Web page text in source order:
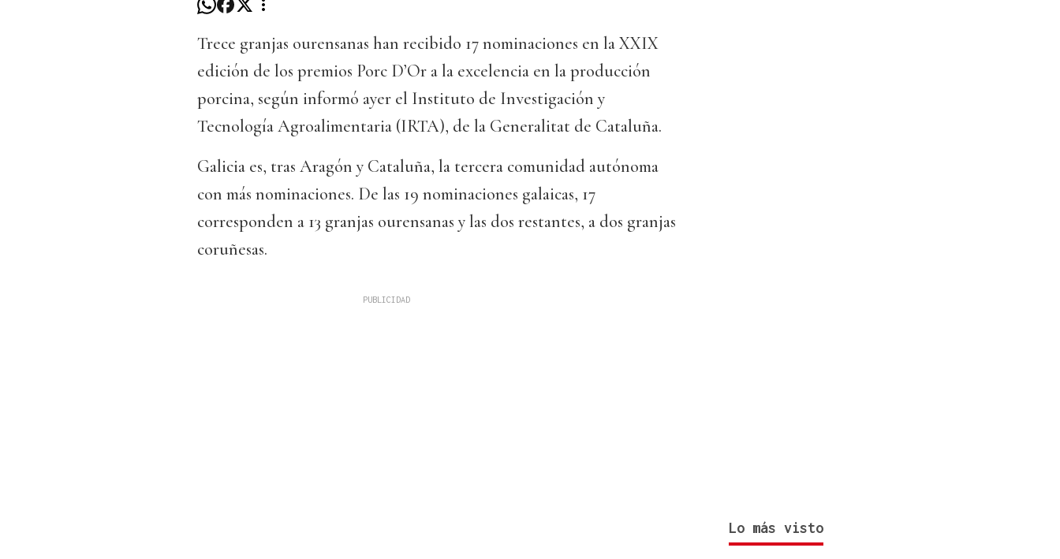
Trece granjas ourensanas han recibido 17 nominaciones en la XXIX
edición de los premios Porc D’Or a la excelencia en la producción
porcina, según informó ayer el Instituto de Investigación y
Tecnología Agroalimentaria (IRTA), de la Generalitat de Cataluña.
Galicia es, tras Aragón y Cataluña, la tercera comunidad autónoma
con más nominaciones. De las 19 nominaciones galaicas, 17
corresponden a 13 granjas ourensanas y las dos restantes, a dos granjas
coruñesas.
Lo más visto